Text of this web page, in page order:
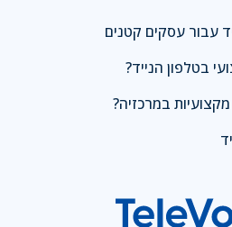
עבור עסקים קטנים
בטלפון הנייד?
במרכזיה?